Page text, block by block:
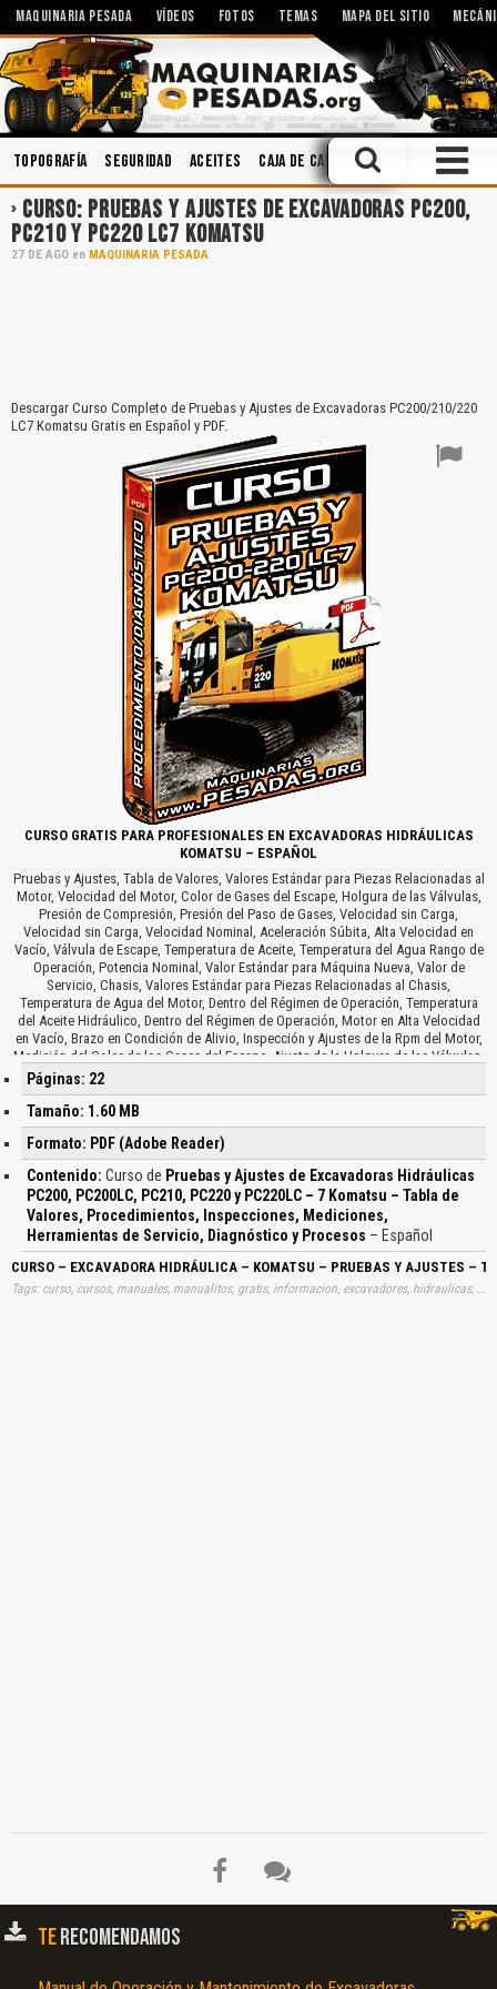
MAQUINARIA PESADA VÍDEOS FOTOS TEMAS MAPA DEL SITIO
Topografía Seguridad Aceites Caja de Cambios Lubricantes
CURSO: PRUEBAS Y AJUSTES DE EXCAVADORAS PC200,
PC210 Y PC220 LC7 KOMATSU
27 DE AGO en MAQUINARIA PESADA
Descargar Curso Completo de Pruebas y Ajustes de Excavadoras PC200/210/220
LC7 Komatsu Gratis en Español y PDF.
CURSO GRATIS PARA PROFESIONALES EN EXCAVADORAS HIDRÁULICAS
KOMATSU – ESPAÑOL
Pruebas y Ajustes, Tabla de Valores, Valores Estándar para Piezas Relacionadas al
Motor, Velocidad del Motor, Color de Gases del Escape, Holgura de las Válvulas,
Presión de Compresión, Presión del Paso de Gases, Velocidad sin Carga,
Velocidad sin Carga, Velocidad Nominal, Aceleración Súbita, Alta Velocidad en
Vacío, Válvula de Escape, Temperatura de Aceite, Temperatura del Agua Rango de
Operación, Potencia Nominal, Valor Estándar para Máquina Nueva, Valor de
Servicio, Chasis, Valores Estándar para Piezas Relacionadas al Chasis,
Temperatura de Agua del Motor, Dentro del Régimen de Operación, Temperatura
del Aceite Hidráulico, Dentro del Régimen de Operación, Motor en Alta Velocidad
en Vacío, Brazo en Condición de Alivio, Inspección y Ajustes de la Rpm del Motor,
Medición del Color de los Gases del Escape, Ajuste de la Holgura de las Válvulas,
Medición del Escape de Compresión, Inspección Ajuste de la Sincronización de
Inyección, Ajuste del Sensor de la Velocidad de Motor, Inspección y Ajuste de la
Tensión de la Correa del Compresor de Aire, Solución de Emergencia por Falla del
Sistema de Control del Motor, Medición de la Separación en los Rodamientos del
Circulo de Giro, Caudal de las Fugas de Aceite, Sincronización de Inyección,
Herramientas de Servicio, Especificaciones, Sistema Eléctrico o Mecánico, Panel
Monitor, Modo, Código Expuesto, Sistema Eléctrico, Gases de Escape, Holgura de
Válvula, Presión de Compresión, Aceite de Motor, Velocidad de Motor, Tensión de
Orugas, Válvula Solenoide, Válvula PPC, Equipo de Trabajo, Ajuste de Control PC
de Bomba, Ajuste de Control LS de Bomba, Escape de Emergencia, Purga de Aire,
Funciones Especiales…
Páginas: 22
Tamaño: 1.60 MB
Formato: PDF (Adobe Reader)
Contenido: Curso de Pruebas y Ajustes de Excavadoras Hidráulicas
PC200, PC200LC, PC210, PC220 y PC220LC – 7 Komatsu – Tabla de
Valores, Procedimientos, Inspecciones, Mediciones,
Herramientas de Servicio, Diagnóstico y Procesos – Español
CURSO – EXCAVADORA HIDRÁULICA – KOMATSU – PRUEBAS Y AJUSTES –
TERECOMENDAMOS